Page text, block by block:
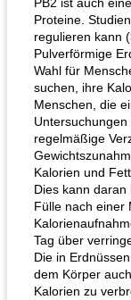
Proteine.
regulieren kann
Pulverförmige
Wahl für
suchen, ihre
Menschen, die
regelmäßige
Kalorien und
Dies kann
Fülle nach einer
Tag über
Die in
dem Körper
Kalorien zu